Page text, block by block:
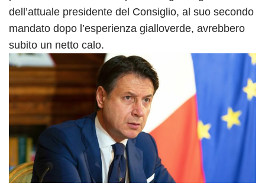
dell’attuale presidente del Consiglio, al suo secondo
mandato dopo l’esperienza gialloverde, avrebbero
subito un netto calo.